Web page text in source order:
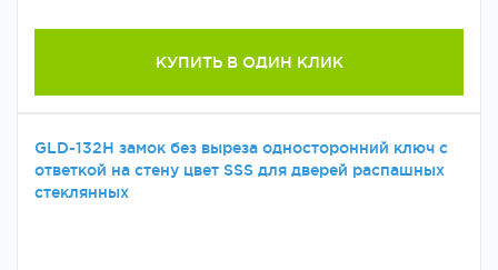
КУПИТЬ В ОДИН КЛИК
GLD-132H замок без выреза односторонний ключ с
ответкой на стену цвет SSS для дверей распашных
стеклянных